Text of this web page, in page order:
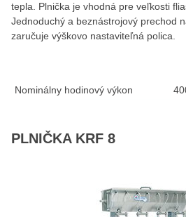
tepla. Plnička je vhodná pre veľkosti
Jednoduchý a beznástrojový prechod
zaručuje výškovo nastaviteľná polica.
Nominálny hodinový výkon
PLNIČKA KRF 8